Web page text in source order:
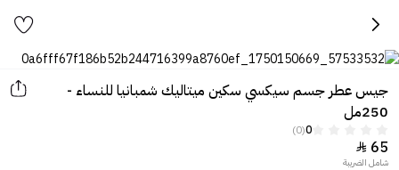
جيس عطر جسم سيكسي سكين ميتاليك شمبانيا للنساء -
250مل
0
(0)
65

شامل الضريبة